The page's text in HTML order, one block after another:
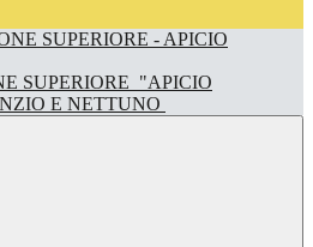
SUPERIORE "APICIO
E NETTUNO